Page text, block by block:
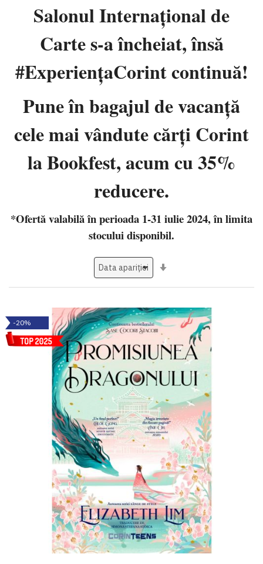
Salonul Internaţional de
Carte s-a încheiat, însă
#ExperiențaCorint continuă!
Pune în bagajul de vacanţă
cele mai vândute cărţi Corint
la Bookfest, acum cu 35%
reducere.
*Ofertă valabilă în perioada 1-31 iulie 2024, în limita
stocului disponibil.
-20%